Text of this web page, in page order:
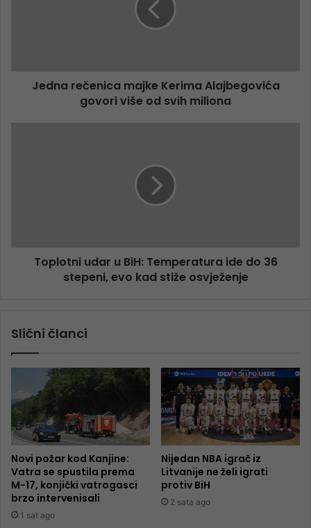
Jedna rečenica majke Kerima Alajbegovića
govori više od svih miliona
Toplotni udar u BiH: Temperatura ide do 36
stepeni, evo kad stiže osvježenje
Slični članci
Novi požar kod Kanjine:
Vatra se spustila prema
M-17, konjički vatrogasci
brzo intervenisali
1 sat ago
Nijedan NBA igrač iz
Litvanije ne želi igrati
protiv BiH
2 sata ago